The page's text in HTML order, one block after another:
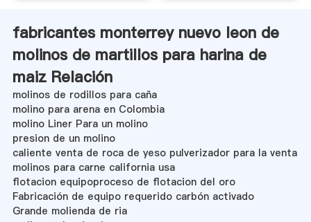
fabricantes monterrey nuevo leon de
molinos de martillos para harina de
maiz Relación
molinos de rodillos para caña
molino para arena en Colombia
molino Liner Para un molino
presion de un molino
caliente venta de roca de yeso pulverizador para la venta
molinos para carne california usa
flotacion equipoproceso de flotacion del oro
Fabricación de equipo requerido carbón activado
Grande molienda de ria